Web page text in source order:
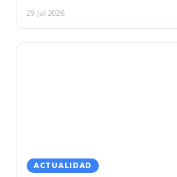
29 Jul 2026
ACTUALIDAD